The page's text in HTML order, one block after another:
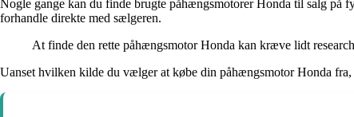
Nogle gange kan du finde brugte påhængsmotorer Honda til salg på
forhandle direkte med sælgeren.
At finde den rette påhængsmotor Honda kan kræve lidt
Uanset hvilken kilde du vælger at købe din påhængsmotor Honda